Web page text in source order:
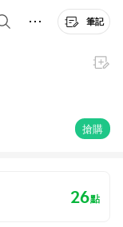
筆記
搶購
26點